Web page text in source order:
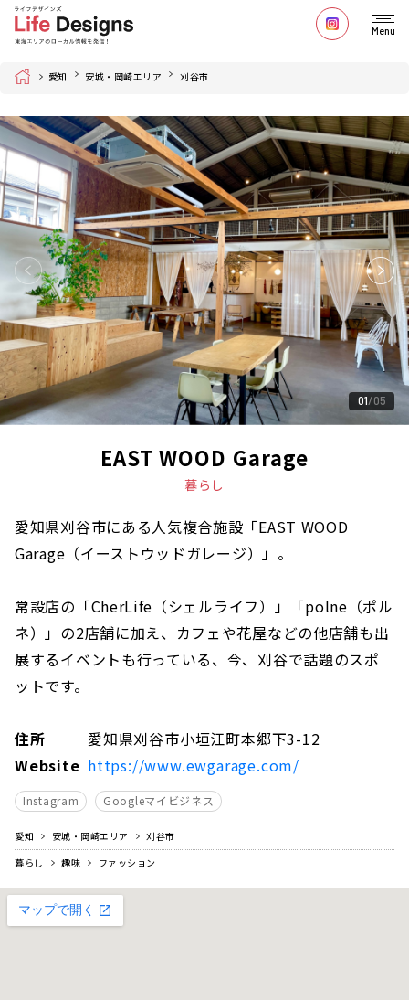
Menu
Home 愛知 安城・岡崎エリア 刈谷市
01 05
EAST WOOD Garage
暮らし
愛知県刈谷市にある人気複合施設「EAST WOOD
Garage（イーストウッドガレージ）」。
常設店の「CherLife（シェルライフ）」「polne（ポル
ネ）」の2店舗に加え、カフェや花屋などの他店舗も出
展するイベントも行っている、今、刈谷で話題のスポ
ットです。
住所
愛知県刈谷市小垣江町本郷下3-12
Website https://www.ewgarage.com/
Instagram Googleマイビジネス
愛知 安城・岡崎エリア
刈谷市
暮らし
趣味 ファッション